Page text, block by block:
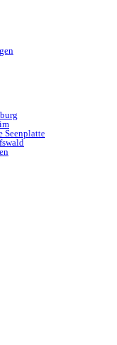
Seenplatte